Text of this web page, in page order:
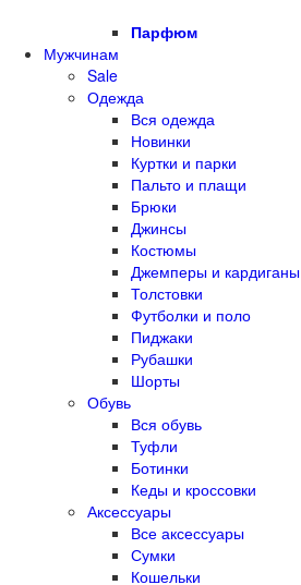
Парфюм
Мужчинам
Sale
Одежда
Вся одежда
Новинки
Куртки и парки
Пальто и плащи
Брюки
Джинсы
Костюмы
Джемперы и кардиганы
Толстовки
Футболки и поло
Пиджаки
Рубашки
Шорты
Обувь
Вся обувь
Туфли
Ботинки
Кеды и кроссовки
Аксессуары
Все аксессуары
Сумки
Кошельки